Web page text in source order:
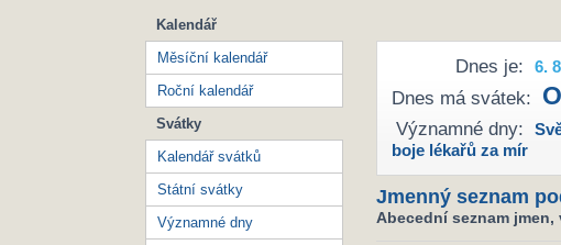
Dnes je: 6.
Dnes má svátek:
Významné dny:
boje lékařů za mír
Jmenný seznam
Abecední seznam
Kalendář
Měsíční kalendář
Roční kalendář
Svátky
Kalendář svátků
Státní svátky
Významné dny